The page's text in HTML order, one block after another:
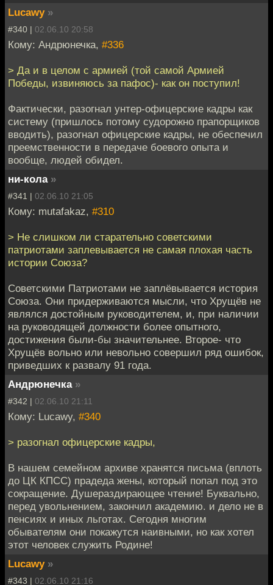
Lucawy »
#340 | 02.06.10 20:58
Кому: Андрюнечка, #336
> Да и в целом с армией (той самой Армией
Победы, извиняюсь за пафос)- как он поступил!
Фактически, разогнал унтер-офицерские кадры как
систему (пришлось потому судорожно прапорщиков
вводить), разогнал офицерские кадры, не обеспечил
преемственности в передаче боевого опыта и
вообще, людей обидел.
ни-кола »
#341 | 02.06.10 21:05
Кому: mutafakaz, #310
> Не слишком ли старательно советскими
патриотами заплевывается не самая плохая часть
истории Союза?
Советскими Патриотами не заплёвывается история
Союза. Они придерживаются мысли, что Хрущёв не
являлся достойным руководителем, и, при наличии
на руководящей должности более опытного,
достижения были-бы значительнее. Второе- что
Хрущёв вольно или невольно совершил ряд ошибок,
приведших к развалу 91 года.
Андрюнечка »
#342 | 02.06.10 21:11
Кому: Lucawy, #340
> разогнал офицерские кадры,
В нашем семейном архиве хранятся письма (вплоть
до ЦК КПСС) прадеда жены, который попал под это
сокращение. Душераздирающее чтение! Буквально,
перед увольнением, закончил академию. и дело не в
пенсиях и иных льготах. Сегодня многим
обывателям они покажутся наивными, но как хотел
этот человек служить Родине!
Lucawy »
#343 | 02.06.10 21:16